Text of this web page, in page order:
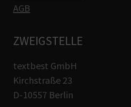
AGB
ZWEIGSTELLE
textbest GmbH
Kirchstraße 23
D-10557 Berlin